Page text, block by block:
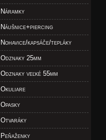
Náramky
Náušnice+piercing
Nohavice/kapsáče/tepláky
Odznaky 25mm
Odznaky veľké 55mm
Okuliare
Opasky
Otvaráky
Peňaženky